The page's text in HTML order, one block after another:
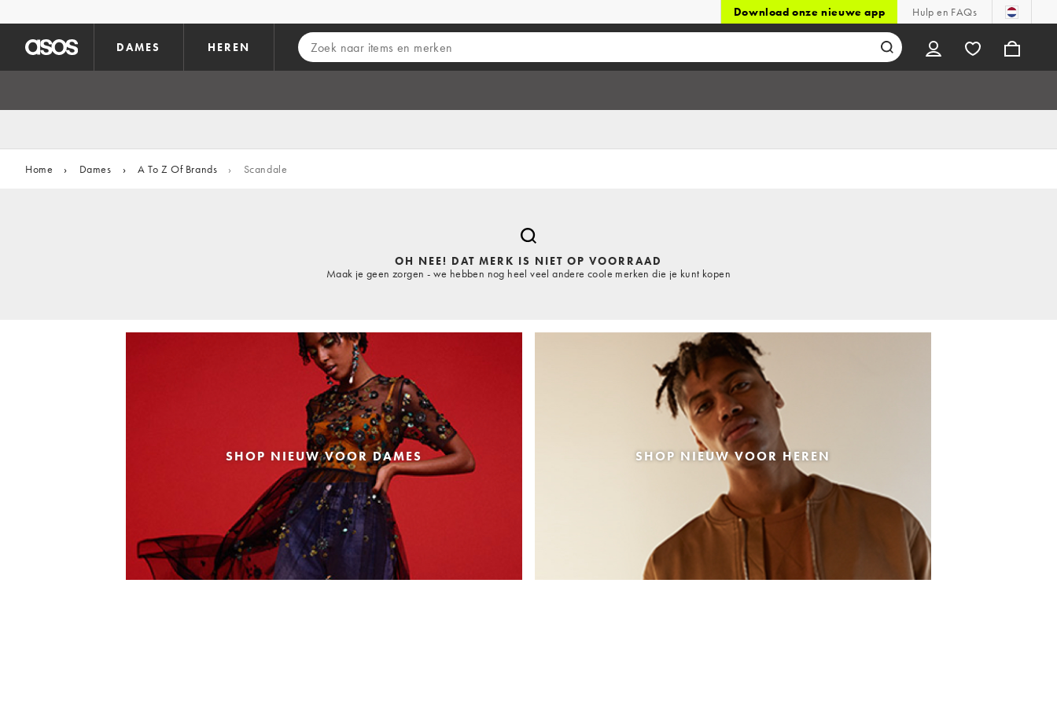
Download onze nieuwe app Hulp en FAQs
DAMES HEREN
Home › Dames › A To Z Of Brands › Scandale
OH NEE! DAT MERK IS NIET OP VOORRAAD
Maak je geen zorgen - we hebben nog heel veel andere coole merken die je kunt kopen
SHOP NIEUW VOOR DAMES SHOP NIEUW VOOR HEREN